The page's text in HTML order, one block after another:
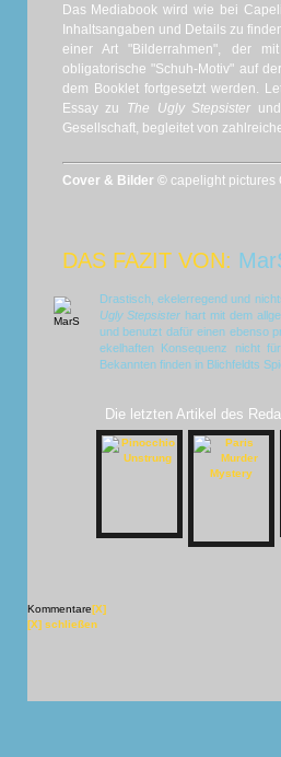
Das Mediabook wird wie bei
Inhaltsangaben und Details zu
einer Art "Bilderrahmen", der
obligatorische "Schuh-Motiv" auf
dem Booklet fortgesetzt werden.
Essay zu The Ugly Stepsister
Gesellschaft, begleitet von
Cover & Bilder © capelight pictures
DAS FAZIT VON:
Drastisch, ekelerregend und
Ugly Stepsister hart mit dem
und benutzt dafür einen ebenso
ekelhaften Konsequenz nicht
Bekannten finden in Blichfeldts
Die letzten Artikel des
Kommentare[X]
[X] schließen